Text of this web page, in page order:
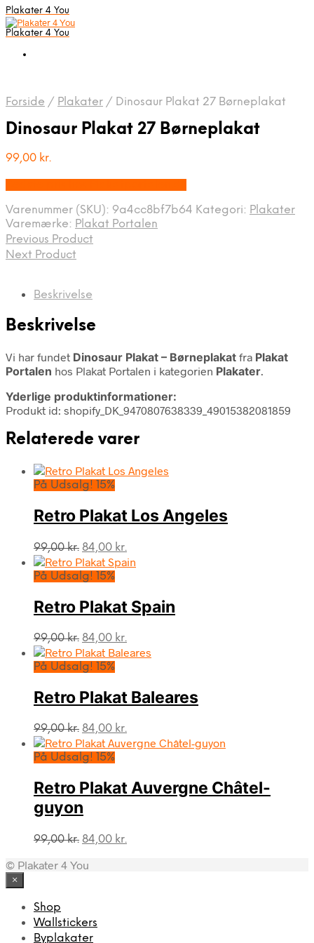
Plakater 4 You
Plakater 4 You
Forside / Plakater / Dinosaur Plakat 27 Børneplakat
Dinosaur Plakat 27 Børneplakat
99,00 kr.
Varenummer (SKU): 9a4cc8bf7b64 Kategori: Plakater
Varemærke: Plakat Portalen
Previous Product
Next Product
Beskrivelse
Beskrivelse
Vi har fundet Dinosaur Plakat – Børneplakat fra Plakat
Portalen hos Plakat Portalen i kategorien Plakater.
Yderlige produktinformationer:
Produkt id: shopify_DK_9470807638339_49015382081859
Relaterede varer
På Udsalg! 15%
Retro Plakat Los Angeles
99,00kr. Den
oprindelige
pris
99,00 kr..
84,00 kr.
aktuelle
84,00 kr..
På Udsalg! 15%
Retro Plakat Spain
99,00kr. Den
oprindelige
pris
99,00 kr..
84,00 kr.
aktuelle
84,00 kr..
På Udsalg! 15%
Retro Plakat Baleares
99,00kr. Den
oprindelige
pris
99,00 kr..
84,00 kr.
aktuelle
84,00 kr..
På Udsalg! 15%
Retro Plakat Auvergne Châtel-
guyon
99,00kr. Den
pris
84,00 kr.
© Plakater 4 You
×
Shop
Wallstickers
Byplakater